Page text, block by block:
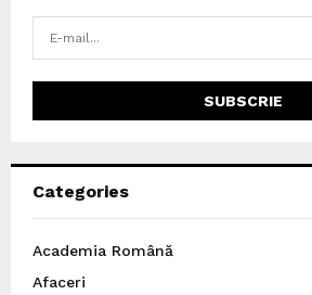
Categories
Academia Română
Afaceri